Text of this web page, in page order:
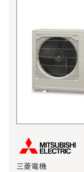
三菱電機